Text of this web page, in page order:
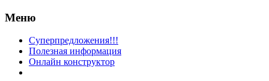
Меню
Суперпредложения!!!
Полезная информация
Онлайн конструктор